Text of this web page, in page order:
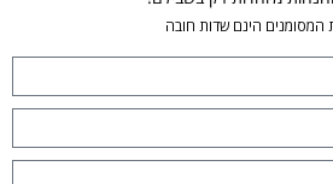
המסומנים הינם שדות חובה